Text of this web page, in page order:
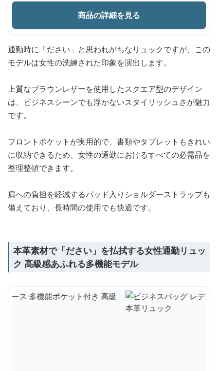
商品の詳細を見る
通勤時に「ださい」と思われがちなリュックですが、この
モデルは女性の洗練された印象を演出します。
上質なブラウンレザーを使用したスクエア型のデザイン
は、ビジネスシーンでも浮かないスタイリッシュさが魅力
です。
フロントポケットが実用的で、書類やタブレットもきれい
に収納できるため、女性の通勤におけるすべての必需品を
整理整頓できます。
肩への負担を軽減するパッド入りショルダーストラップも
備えており、長時間の使用でも快適です。
本革素材で「ださい」を払拭する女性通勤リュッ
ク 高級感あふれる多機能モデル